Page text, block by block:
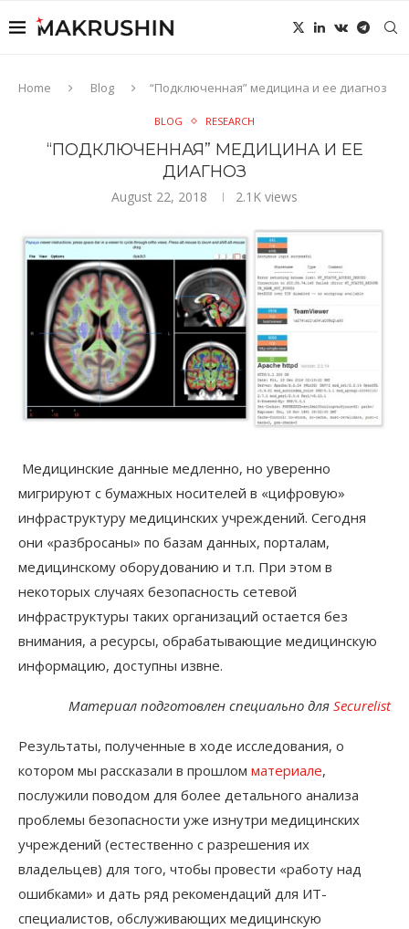
Home Blog “Подключенная” медицина и ее диагноз
BLOG RESEARCH
“ПОДКЛЮЧЕННАЯ” МЕДИЦИНА И ЕЕ
ДИАГНОЗ
August 22, 2018 2.1K views
Медицинские данные медленно, но уверенно
мигрируют с бумажных носителей в «цифровую»
инфраструктуру медицинских учреждений. Сегодня
они «разбросаны» по базам данных, порталам,
медицинскому оборудованию и т.п. При этом в
некоторых случаях безопасность сетевой
инфраструктуры таких организаций остается без
внимания, а ресурсы, обрабатывающие медицинскую
информацию, доступны извне.
Материал подготовлен специально для Securelist
Результаты, полученные в ходе исследования, о
котором мы рассказали в прошлом материале,
послужили поводом для более детального анализа
проблемы безопасности уже изнутри медицинских
учреждений (естественно с разрешения их
владельцев) для того, чтобы провести «работу над
ошибками» и дать ряд рекомендаций для ИТ-
специалистов, обслуживающих медицинскую